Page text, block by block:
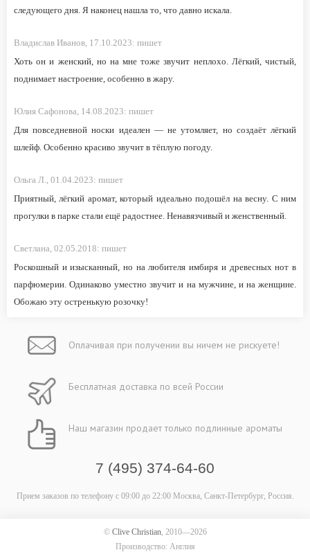
следующего дня. Я наконец нашла то, что давно искала.
Владислав Иванов, 17.10.2023: пишет
Хоть он и женский, но на мне тоже звучит неплохо. Лёгкий, чистый,
поднимает настроение, особенно в жару.
Юлия Сафонова, 14.08.2023: пишет
Для повседневной носки идеален — не утомляет, но создаёт лёгкий
шлейф. Особенно красиво звучит в тёплую погоду.
Ольга Л., 01.04.2023: пишет
Приятный, лёгкий аромат, который идеально подошёл на весну. С ним
прогулки в парке стали ещё радостнее. Ненавязчивый и женственный.
Светлана, 02.05.2018: пишет
Роскошный и изысканный, но на любителя имбиря и древесных нот в
парфюмерии. Одинаково уместно звучит и на мужчине, и на женщине.
Обожаю эту остренькую розочку!
Оплачивая при получении вы ничем не рискуете!
Бесплатная доставка по всей России
Наш магазин продает только подлинные ароматы
7 (495) 374-64-60
Прием заказов по телефону с 09:00 до 22:00Москва, Санкт-Петербург, Россия.
© Clive Christian, 2010—2026
Производство: Англия